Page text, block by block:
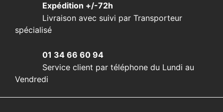
Expédition +/-72h
Livraison avec suivi par Transporteur
spécialisé
01 34 66 60 94
Service client par téléphone du Lundi au
Vendredi